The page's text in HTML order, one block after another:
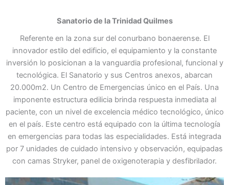
Sanatorio de la TrinidadQuilmes
Referente en la zona sur del conurbano bonaerense. El
innovador estilo del edificio, el equipamiento y la constante
inversión lo posicionan a la vanguardia profesional, funcional y
tecnológica. El Sanatorio y sus Centros anexos, abarcan
20.000m2. Un Centro de Emergencias único en el País. Una
imponente estructura edilicia brinda respuesta inmediata al
paciente, con un nivel de excelencia médico tecnológico, único
en el país. Este centro está equipado con la última tecnología
en emergencias para todas las especialidades. Está integrada
por 7 unidades de cuidado intensivo y observación, equipadas
con camas Stryker, panel de oxigenoterapia y desfibrilador.